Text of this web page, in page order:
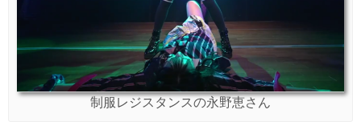
制服レジスタンスの永野恵さん